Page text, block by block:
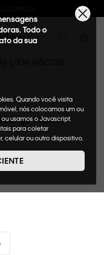
nas compras acima de
Todo o
da sua
Quando você visita
nós colocamos um ou
usamos o Javascript,
para coletar
celular ou outro dispositivo.
usaremos e quais
os dados
você visita nosso site,
específica para
um item em nossa
Longa Viscose